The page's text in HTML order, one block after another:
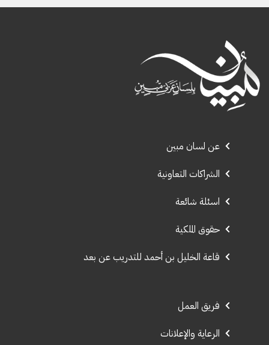
عن لسان مبين
الشراكات التعاونية
اسئلة شائعة
حقوق الملكية
قاعة الخليل بن أحمد للتدريب عن بعد
فريق العمل
الرعاية والإعلانات